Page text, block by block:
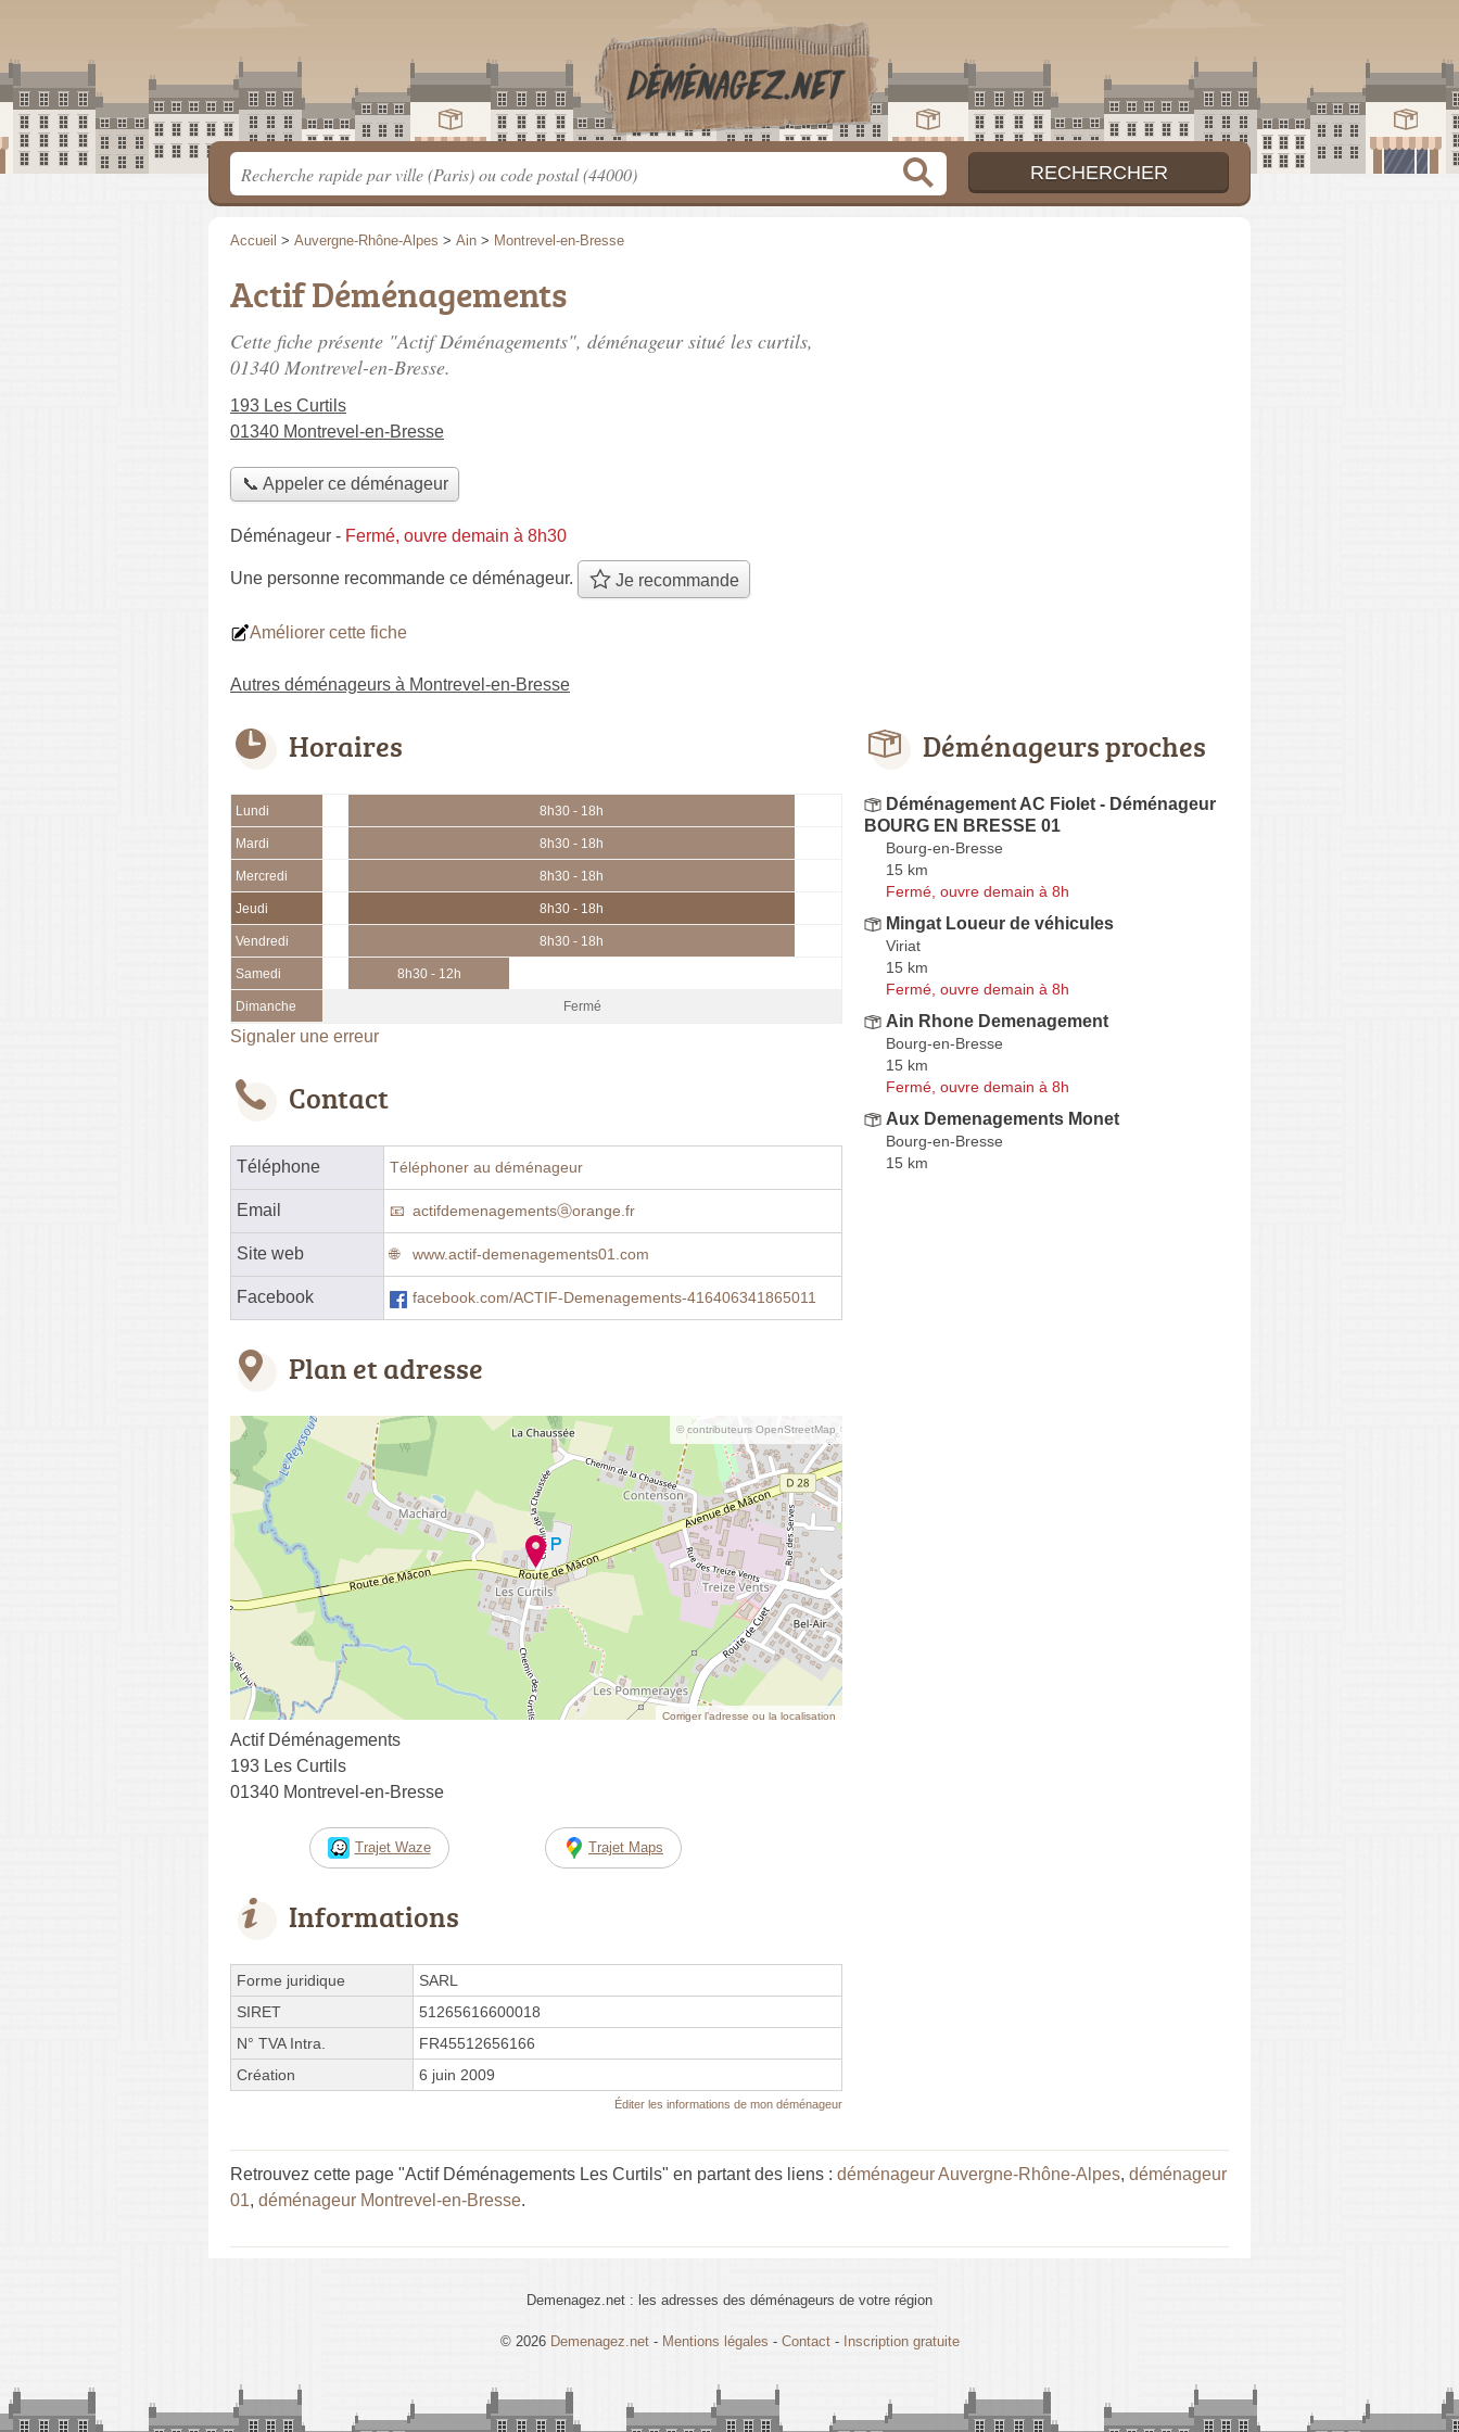
Accueil > Auvergne-Rhône-Alpes > Ain > Montrevel-en-Bresse
Actif Déménagements
Cette fiche présente "Actif Déménagements", déménageur situé les curtils,
01340 Montrevel-en-Bresse.
193 Les Curtils
01340 Montrevel-en-Bresse
📞 Appeler ce déménageur
Déménageur - Fermé, ouvre demain à 8h30
Une personne recommande ce déménageur. Je recommande
Améliorer cette fiche
Autres déménageurs à Montrevel-en-Bresse
Horaires
Lundi 8h30 - 18h
Mardi 8h30 - 18h
Mercredi 8h30 - 18h
Jeudi 8h30 - 18h
Vendredi 8h30 - 18h
Samedi 8h30 - 12h
Dimanche Fermé
Signaler une erreur
Contact
Téléphone Téléphoner au déménageur
Email actifdemenagementsⓐorange.fr
Site web www.actif-demenagements01.com
Facebook facebook.com/ACTIF-Demenagements-416406341865011
Plan et adresse
© contributeurs OpenStreetMap
Corriger l’adresse ou la localisation
Actif Déménagements
193 Les Curtils
01340 Montrevel-en-Bresse
Trajet Waze Trajet Maps
Informations
Forme juridique
SARL
SIRET
51265616600018
N° TVA Intra.
FR45512656166
Création
6 juin 2009
Éditer les informations de mon déménageur
Déménageurs proches
Déménagement AC Fiolet - Déménageur
BOURG EN BRESSE 01
Bourg-en-Bresse
15 km
Fermé, ouvre demain à 8h
Mingat Loueur de véhicules
Viriat
15 km
Fermé, ouvre demain à 8h
Ain Rhone Demenagement
Bourg-en-Bresse
15 km
Fermé, ouvre demain à 8h
Aux Demenagements Monet
Bourg-en-Bresse
15 km
Retrouvez cette page "Actif Déménagements Les Curtils" en partant des liens : déménageur Auvergne-Rhône-Alpes, déménageur
01, déménageur Montrevel-en-Bresse.
Demenagez.net : les adresses des déménageurs de votre région
© 2026 Demenagez.net - Mentions légales - Contact- Inscription gratuite